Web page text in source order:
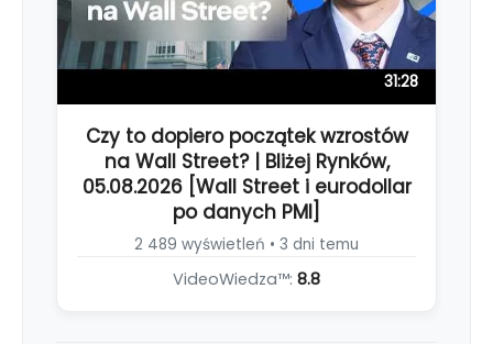
31:28
Czy to dopiero początek wzrostów
na Wall Street? | Bliżej Rynków,
05.08.2026 [Wall Street i eurodollar
po danych PMI]
2 489 wyświetleń • 3 dni temu
VideoWiedza™: 8.8